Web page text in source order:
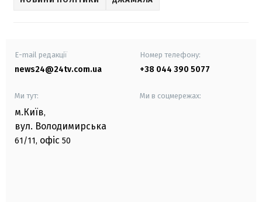
E-mail редакції
news24@24tv.com.ua
Номер телефону:
+38 044 390 5077
Ми тут:
м.Київ,
вул. Володимирська
61/11, офіс 50
Ми в соцмережах: